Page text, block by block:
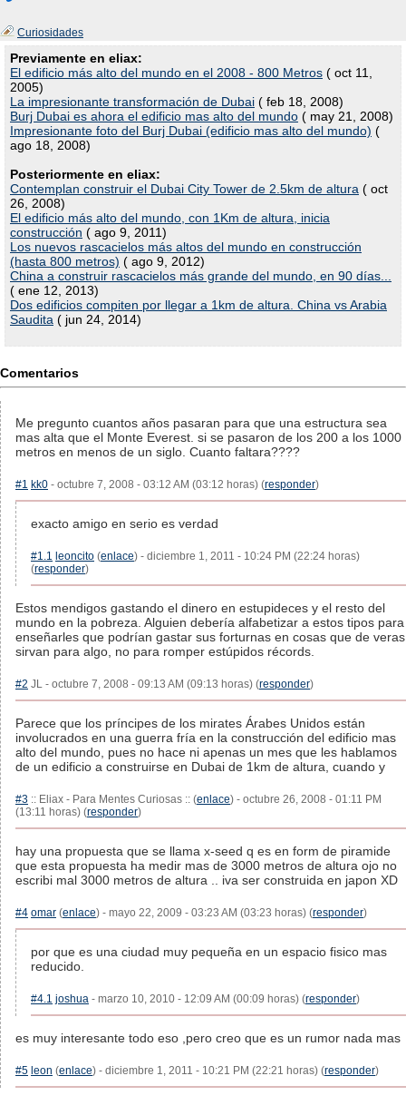
Curiosidades
Previamente en eliax:
El edificio más alto del mundo en el 2008 - 800 Metros ( oct 11,
2005)
La impresionante transformación de Dubai ( feb 18, 2008)
Burj Dubai es ahora el edificio mas alto del mundo ( may 21, 2008)
Impresionante foto del Burj Dubai (edificio mas alto del mundo) (
ago 18, 2008)
Posteriormente en eliax:
Contemplan construir el Dubai City Tower de 2.5km de altura ( oct
26, 2008)
El edificio más alto del mundo, con 1Km de altura, inicia
construcción ( ago 9, 2011)
Los nuevos rascacielos más altos del mundo en construcción
(hasta 800 metros) ( ago 9, 2012)
China a construir rascacielos más grande del mundo, en 90 días...
( ene 12, 2013)
Dos edificios compiten por llegar a 1km de altura. China vs Arabia
Saudita ( jun 24, 2014)
Comentarios
Me pregunto cuantos años pasaran para que una estructura sea
mas alta que el Monte Everest. si se pasaron de los 200 a los 1000
metros en menos de un siglo. Cuanto faltara????
#1 kk0 - octubre 7, 2008 - 03:12 AM (03:12 horas) (responder)
exacto amigo en serio es verdad
#1.1 leoncito (enlace) - diciembre 1, 2011 - 10:24 PM (22:24 horas)
(responder)
Estos mendigos gastando el dinero en estupideces y el resto del
mundo en la pobreza. Alguien debería alfabetizar a estos tipos para
enseñarles que podrían gastar sus forturnas en cosas que de veras
sirvan para algo, no para romper estúpidos récords.
#2 JL - octubre 7, 2008 - 09:13 AM (09:13 horas) (responder)
Parece que los príncipes de los mirates Árabes Unidos están
involucrados en una guerra fría en la construcción del edificio mas
alto del mundo, pues no hace ni apenas un mes que les hablamos
de un edificio a construirse en Dubai de 1km de altura, cuando y
#3 :: Eliax - Para Mentes Curiosas :: (enlace) - octubre 26, 2008 - 01:11 PM
(13:11 horas) (responder)
hay una propuesta que se llama x-seed q es en form de piramide
que esta propuesta ha medir mas de 3000 metros de altura ojo no
escribi mal 3000 metros de altura .. iva ser construida en japon XD
#4 omar (enlace) - mayo 22, 2009 - 03:23 AM (03:23 horas) (responder)
por que es una ciudad muy pequeña en un espacio fisico mas
reducido.
#4.1 joshua - marzo 10, 2010 - 12:09 AM (00:09 horas) (responder)
es muy interesante todo eso ,pero creo que es un rumor nada mas
#5 leon (enlace) - diciembre 1, 2011 - 10:21 PM (22:21 horas) (responder)